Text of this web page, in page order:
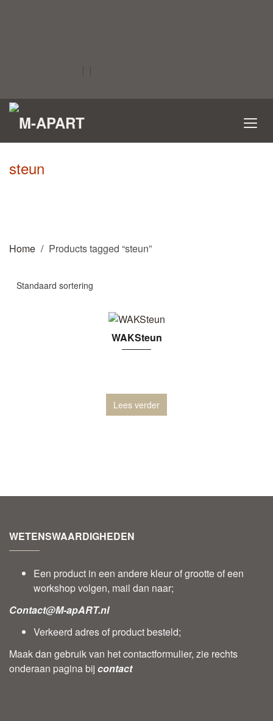
steun
Home Products tagged “steun”
WAKSteun
Lees verder
WETENSWAARDIGHEDEN
Een product in een andere kleur of grootte of een
workshop volgen, mail dan naar;
Contact@M-apART.nl
Verkeerd adres of product besteld;
Maak dan gebruik van het contactformulier, zie rechts
onderaan pagina bij contact